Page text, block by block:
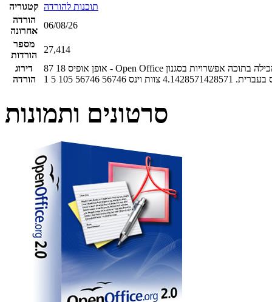
קטגוריה תוכנות להורדה
הורדה
אחרונה
06/08/26
מספר
הורדות
27,414
דירוג
הורדה
87 18 אופן אופיס - Open Office תוכנת מעבד תמילים חינמית ועשירה בקוד פתוח המכילה בתוכה אפשרויות בסגנון Microsoft Office שמוצעת
בעברית. 4.1428571428571 צוות וינס 56746
56746
105
5
1
סרטונים ותמונות